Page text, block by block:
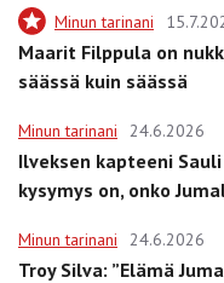
Minun tarinani
Maarit Filppula on
säässä kuin säässä
Minun tarinani 24.6.2026
Ilveksen kapteeni
kysymys on, onko
Minun tarinani 24.6.2026
Troy Silva: ”Elämä